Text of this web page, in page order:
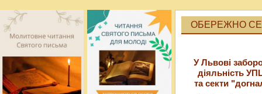
ОБЕРЕЖНО
У Львові
діяльність
та секти